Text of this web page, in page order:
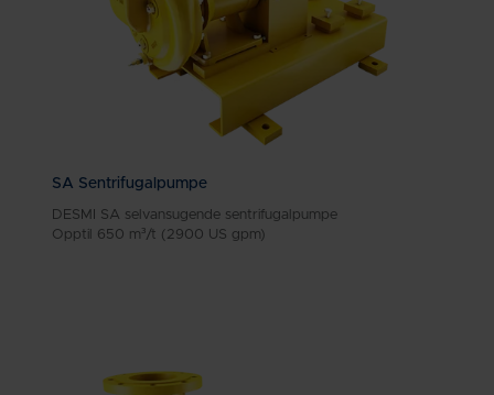
SA Sentrifugalpumpe
DESMI SA selvansugende sentrifugalpumpe
Opptil 650 m³/t (2900 US gpm)